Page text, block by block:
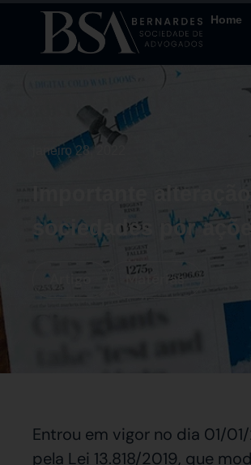
Home
janeiro 28, 2022
Importante
sociedades por
Artigo Matérias
Entrou em vigor no dia 01/
pela Lei 13.818/2019, que